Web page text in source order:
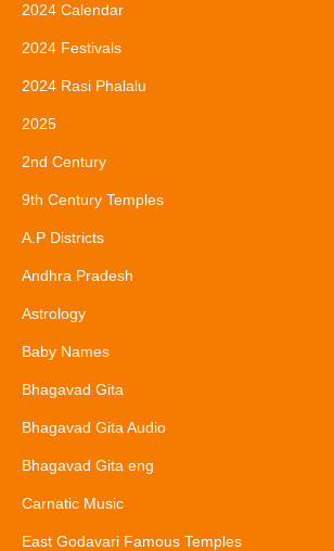
2024 Calendar
2024 Festivals
2024 Rasi Phalalu
2025
2nd Century
9th Century Temples
A.P Districts
Andhra Pradesh
Astrology
Baby Names
Bhagavad Gita
Bhagavad Gita Audio
Bhagavad Gita eng
Carnatic Music
East Godavari Famous Temples